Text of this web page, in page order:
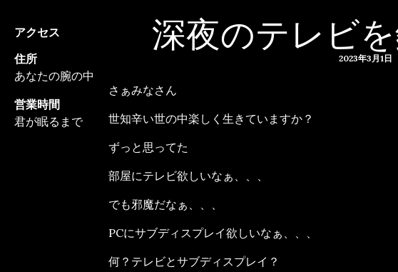
アクセス
住所
あなたの腕の中
営業時間
君が眠るまで
深夜のテレビ
2023年3月1日
さぁみなさん
世知辛い世の中楽しく生きていますか？
ずっと思ってた
部屋にテレビ欲しいなぁ、、、
でも邪魔だなぁ、、、
PCにサブディスプレイ欲しいなぁ、、、
何？テレビとサブディスプレイ？